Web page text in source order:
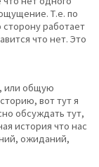
Т.е. по
работает
что нет. Это
или общую
вот тут я
обсуждать тут,
история что нас
ожиданий,